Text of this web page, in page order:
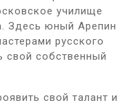
училище
Здесь юный Арепин
русского
свой собственный
свой талант и